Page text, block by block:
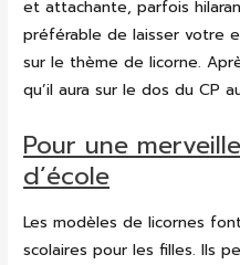
et attachante, parfois
préférable de laisser votre
sur le thème de licorne.
qu’il aura sur le dos du CP
Pour une
d’école
Les modèles de licornes
scolaires pour les filles. Ils